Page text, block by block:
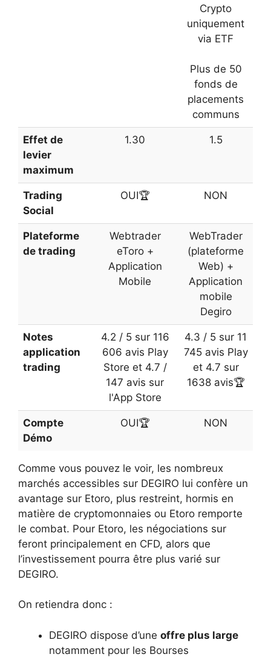
Crypto
uniquement
via ETF
Plus de 50
fonds de
placements
communs
Effet de
levier
maximum
1.30 1.5
Trading
Social
OUI🏆 NON
Plateforme
de trading
Webtrader
eToro +
Application
Mobile
WebTrader
(plateforme
Web) +
Application
mobile
Degiro
Notes
application
trading
4.2 / 5 sur 116
606 avis Play
Store et 4.7 /
147 avis sur
l'App Store
4.3 / 5 sur 11
745 avis Play
et 4.7 sur
1638 avis🏆
Compte
Démo
OUI🏆 NON
Comme vous pouvez le voir, les nombreux
marchés accessibles sur DEGIRO lui confère un
avantage sur Etoro, plus restreint, hormis en
matière de cryptomonnaies ou Etoro remporte
le combat. Pour Etoro, les négociations sur
feront principalement en CFD, alors que
l’investissement pourra être plus varié sur
DEGIRO.
On retiendra donc :
DEGIRO dispose d’une offre plus large
notamment pour les Bourses